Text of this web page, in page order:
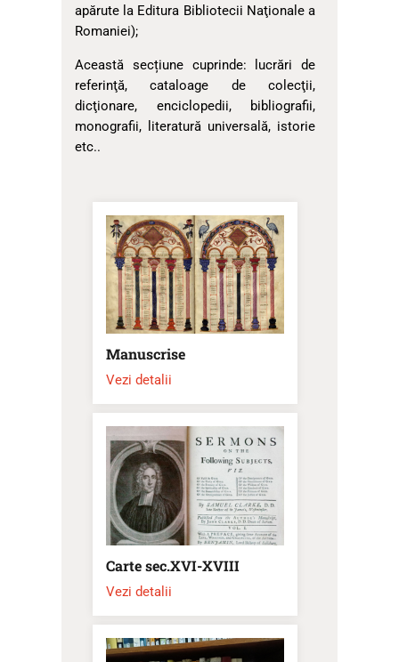
apărute la Editura Bibliotecii Naţionale a
Romaniei);
Această secțiune cuprinde: lucrări de
referinţă, cataloage de colecţii,
dicţionare, enciclopedii, bibliografii,
monografii, literatură universală, istorie
etc..
Manuscrise
Vezi detalii
Carte sec.XVI-XVIII
Vezi detalii